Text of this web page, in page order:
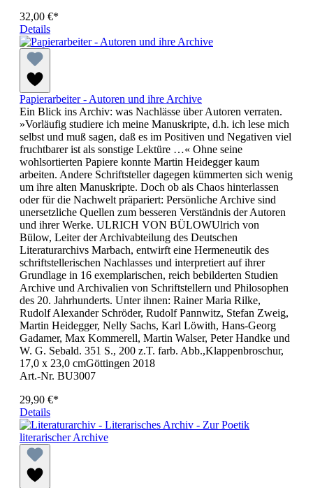
32,00 €*
Details
Papierarbeiter - Autoren und ihre Archive
Ein Blick ins Archiv: was Nachlässe über Autoren verraten.
»Vorläufig studiere ich meine Manuskripte, d.h. ich lese mich
selbst und muß sagen, daß es im Positiven und Negativen viel
fruchtbarer ist als sonstige Lektüre …« Ohne seine
wohlsortierten Papiere konnte Martin Heidegger kaum
arbeiten. Andere Schriftsteller dagegen kümmerten sich wenig
um ihre alten Manuskripte. Doch ob als Chaos hinterlassen
oder für die Nachwelt präpariert: Persönliche Archive sind
unersetzliche Quellen zum besseren Verständnis der Autoren
und ihrer Werke. ULRICH VON BÜLOWUlrich von
Bülow, Leiter der Archivabteilung des Deutschen
Literaturarchivs Marbach, entwirft eine Hermeneutik des
schriftstellerischen Nachlasses und interpretiert auf ihrer
Grundlage in 16 exemplarischen, reich bebilderten Studien
Archive und Archivalien von Schriftstellern und Philosophen
des 20. Jahrhunderts. Unter ihnen: Rainer Maria Rilke,
Rudolf Alexander Schröder, Rudolf Pannwitz, Stefan Zweig,
Martin Heidegger, Nelly Sachs, Karl Löwith, Hans-Georg
Gadamer, Max Kommerell, Martin Walser, Peter Handke und
W. G. Sebald. 351 S., 200 z.T. farb. Abb.,Klappenbroschur,
17,0 x 23,0 cmGöttingen 2018
Art.-Nr. BU3007
29,90 €*
Details